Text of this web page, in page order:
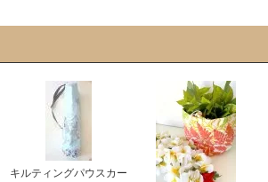
キルティングパウスカー